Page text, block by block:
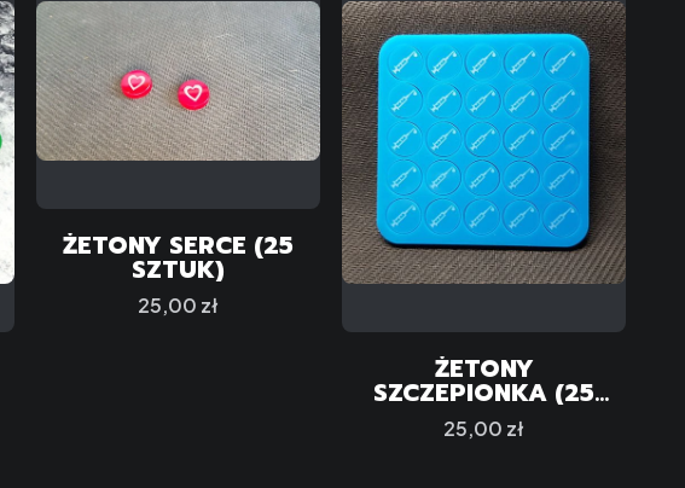
ŻETONY SERCE (25
SZTUK)
Cena
25,00 zł
ŻETONY
SZCZEPIONKA (25
SZTUK)
Cena
25,00 zł